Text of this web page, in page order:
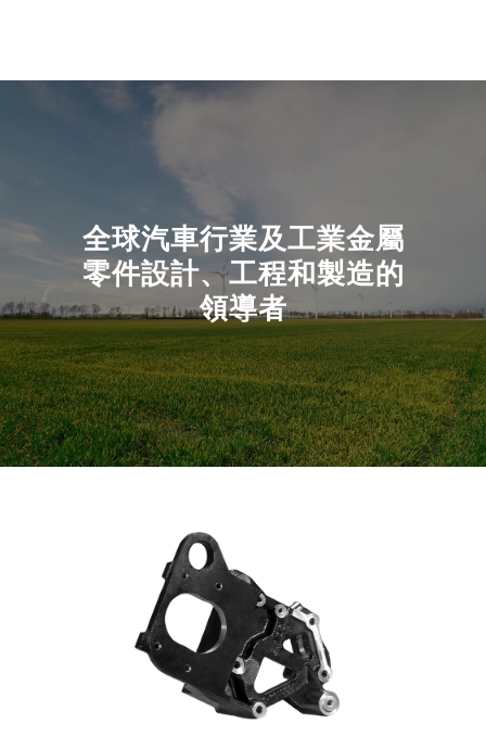
全球汽車行業及工業金屬
零件設計、工程和製造的
領導者